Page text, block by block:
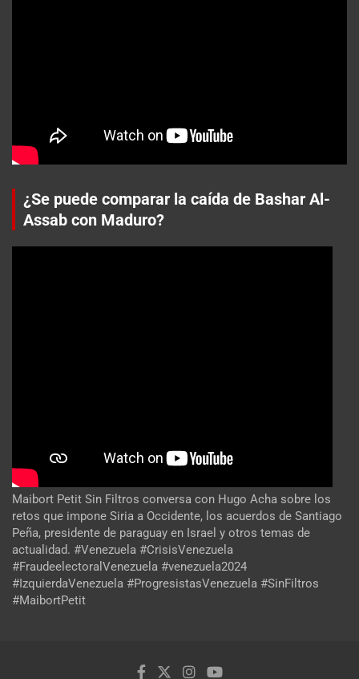
¿Se puede comparar la caída de Bashar Al-
Assab con Maduro?
Maibort Petit Sin Filtros conversa con Hugo Acha sobre los
retos que impone Siria a Occidente, los acuerdos de Santiago
Peña, presidente de paraguay en Israel y otros temas de
actualidad. #Venezuela #CrisisVenezuela
#FraudeelectoralVenezuela #venezuela2024
#IzquierdaVenezuela #ProgresistasVenezuela #SinFiltros
#MaibortPetit